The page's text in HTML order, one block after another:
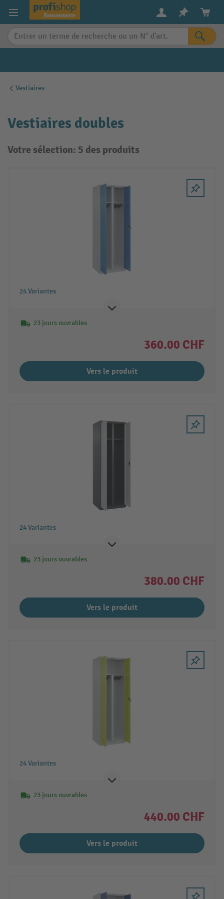
content
Vestiaires
Vestiaires doubles
Votre sélection: 5 des produits
24 Variantes
23 jours ouvrables
360.00 CHF
Vers le produit
24 Variantes
23 jours ouvrables
380.00 CHF
Vers le produit
24 Variantes
23 jours ouvrables
440.00 CHF
Vers le produit